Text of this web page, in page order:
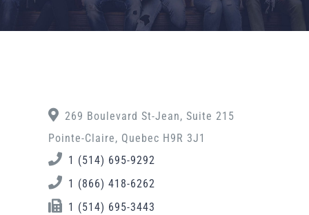
269 Boulevard St-Jean, Suite 215
Pointe-Claire, Quebec H9R 3J1
1 (514) 695-9292
1 (866) 418-6262
1 (514) 695-3443